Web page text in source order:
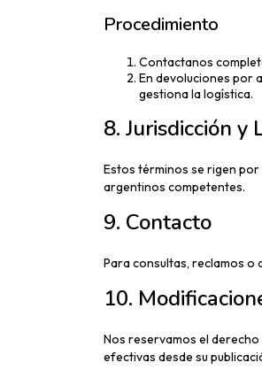
Procedimiento
Contactanos
En devoluciones por
gestiona la logística.
8. Jurisdicción y
Estos términos se rigen por
argentinos competentes.
9. Contacto
Para consultas, reclamos o
10.
Nos reservamos el
efectivas desde su